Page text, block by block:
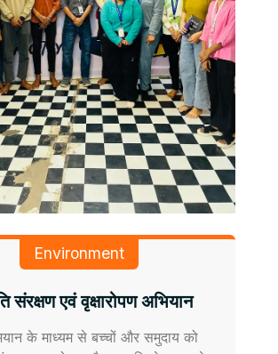
Environment
संरक्षण एवं वृक्षारोपण अभियान
के माध्यम से बच्चों और समुदाय को